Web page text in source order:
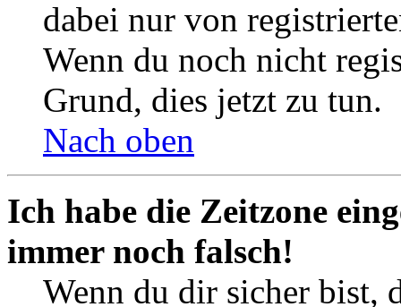
dabei nur von
Wenn du noch nicht
Grund, dies jetzt zu tun.
Nach oben
Ich habe die Zeitzone
immer noch falsch!
Wenn du dir sicher bist,